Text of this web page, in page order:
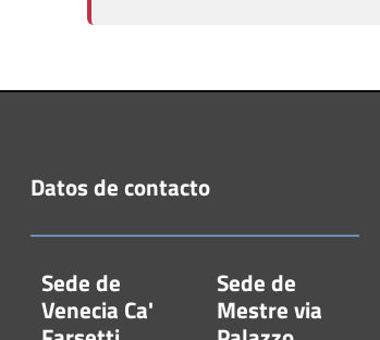
Datos de contacto
Sede de
Venecia Ca'
Sede de
Mestre via